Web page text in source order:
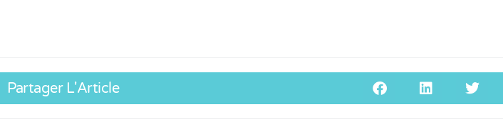
Partager L'Article